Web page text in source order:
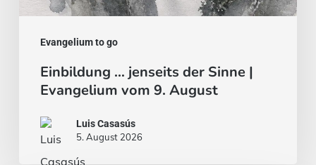
Evangelium to go
Einbildung … jenseits der Sinne |
Evangelium vom 9. August
Luis Casasús
5. August 2026